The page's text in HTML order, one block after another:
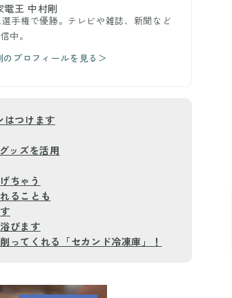
王 中村剛
手権で優勝。テレビや雑誌、新聞など
中。
プロフィールを見る＞
はつけます
ッズを活用
ちゃう
ることも
びます
ってくれる「セカンド冷凍庫」！